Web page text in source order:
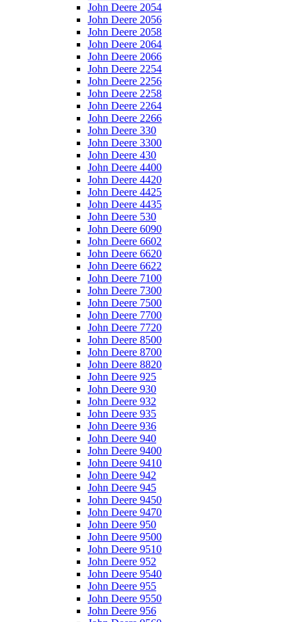
John Deere 2054
John Deere 2056
John Deere 2058
John Deere 2064
John Deere 2066
John Deere 2254
John Deere 2256
John Deere 2258
John Deere 2264
John Deere 2266
John Deere 330
John Deere 3300
John Deere 430
John Deere 4400
John Deere 4420
John Deere 4425
John Deere 4435
John Deere 530
John Deere 6090
John Deere 6602
John Deere 6620
John Deere 6622
John Deere 7100
John Deere 7300
John Deere 7500
John Deere 7700
John Deere 7720
John Deere 8500
John Deere 8700
John Deere 8820
John Deere 925
John Deere 930
John Deere 932
John Deere 935
John Deere 936
John Deere 940
John Deere 9400
John Deere 9410
John Deere 942
John Deere 945
John Deere 9450
John Deere 9470
John Deere 950
John Deere 9500
John Deere 9510
John Deere 952
John Deere 9540
John Deere 955
John Deere 9550
John Deere 956